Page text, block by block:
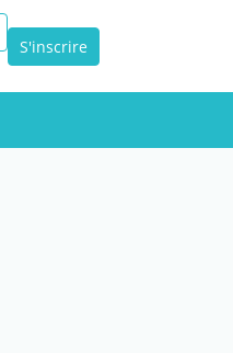
S'inscrire